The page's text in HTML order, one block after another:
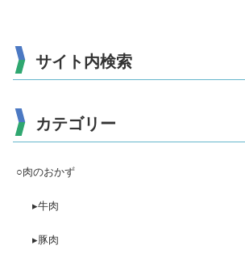
サイト内検索
カテゴリー
○肉のおかず
▸牛肉
▸豚肉